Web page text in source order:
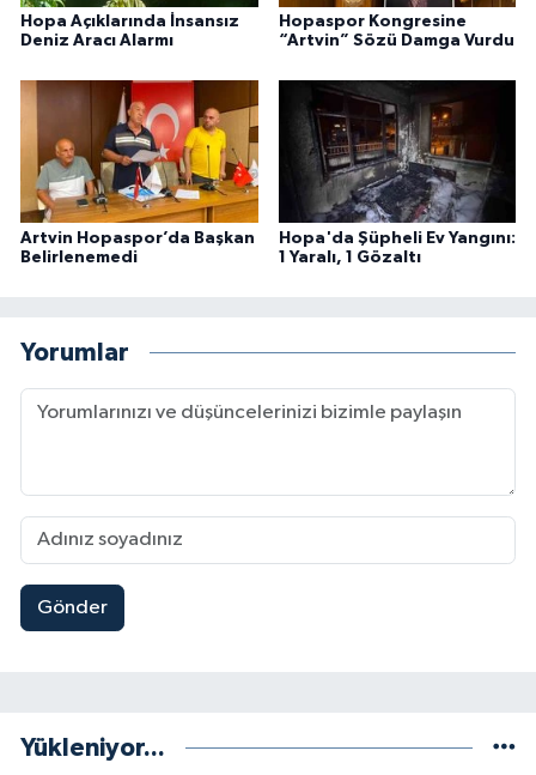
Hopa Açıklarında İnsansız
Deniz Aracı Alarmı
Hopaspor Kongresine
“Artvin” Sözü Damga Vurdu
Artvin Hopaspor’da Başkan
Belirlenemedi
Hopa'da Şüpheli Ev Yangını:
1 Yaralı, 1 Gözaltı
Yorumlar
Gönder
Yükleniyor...